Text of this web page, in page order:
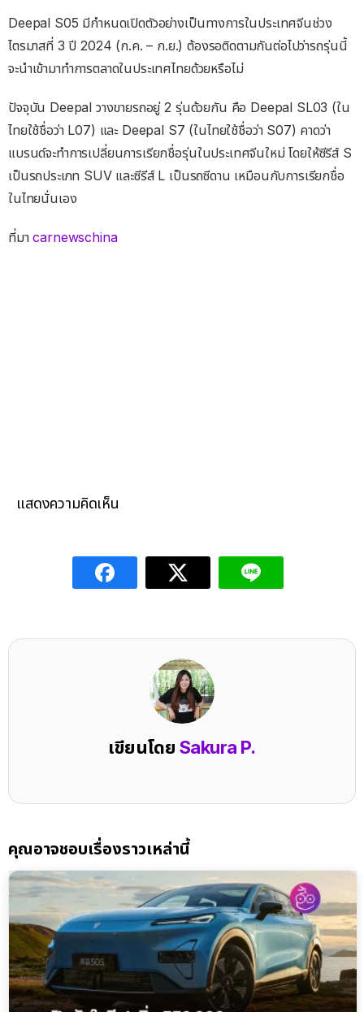
Deepal S05 มีกำหนดเปิดตัวอย่างเป็นทางการในประเทศจีนช่วง
ไตรมาสที่ 3 ปี 2024 (ก.ค. – ก.ย.) ต้องรอติดตามกันต่อไปว่ารถรุ่นนี้
จะนำเข้ามาทำการตลาดในประเทศไทยด้วยหรือไม่
ปัจจุบัน Deepal วางขายรถอยู่ 2 รุ่นด้วยกัน คือ Deepal SL03 (ใน
ไทยใช้ชื่อว่า L07) และ Deepal S7 (ในไทยใช้ชื่อว่า S07) คาดว่า
แบรนด์จะทำการเปลี่ยนการเรียกชื่อรุ่นในประเทศจีนใหม่ โดยให้ซีรีส์ S
เป็นรถประเภท SUV และซีรีส์ L เป็นรถซีดาน เหมือนกับการเรียกชื่อ
ในไทยนั่นเอง
ที่มาcarnewschina
แสดงความคิดเห็น
เขียนโดย Sakura P.
คุณอาจชอบเรื่องราวเหล่านี้